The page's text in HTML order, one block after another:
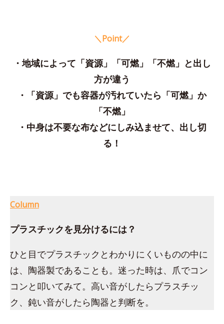
＼Point／
・地域によって「資源」「可燃」「不燃」と出し
方が違う
・「資源」でも容器が汚れていたら「可燃」か
「不燃」
・中身は不要な布などにしみ込ませて、出し切
る！
Column
プラスチックを見分けるには？
ひと目でプラスチックとわかりにくいものの中に
は、陶器製であることも。迷った時は、爪でコン
コンと叩いてみて。高い音がしたらプラスチッ
ク、鈍い音がしたら陶器と判断を。